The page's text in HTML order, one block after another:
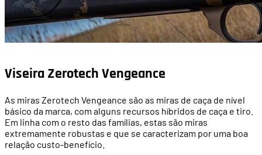
Viseira Zerotech Vengeance
As miras Zerotech Vengeance são as miras de caça de nível
básico da marca, com alguns recursos híbridos de caça e tiro.
Em linha com o resto das famílias, estas são miras
extremamente robustas e que se caracterizam por uma boa
relação custo-benefício.